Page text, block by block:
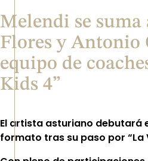
Melendi se suma
Flores y Antonio
equipo de
Kids 4”
El artista asturiano debutará
formato tras su paso por “La